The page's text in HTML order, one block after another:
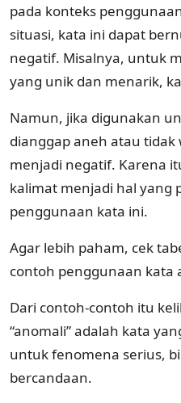
pada konteks
situasi, kata ini dapat
negatif. Misalnya, untuk
yang unik dan menarik,
Namun, jika digunakan
dianggap aneh atau tidak
menjadi negatif. Karena
kalimat menjadi hal yang
penggunaan kata ini.
Agar lebih paham, cek
contoh penggunaan kata
Dari contoh-contoh itu
“anomali” adalah kata
untuk fenomena serius,
bercandaan.